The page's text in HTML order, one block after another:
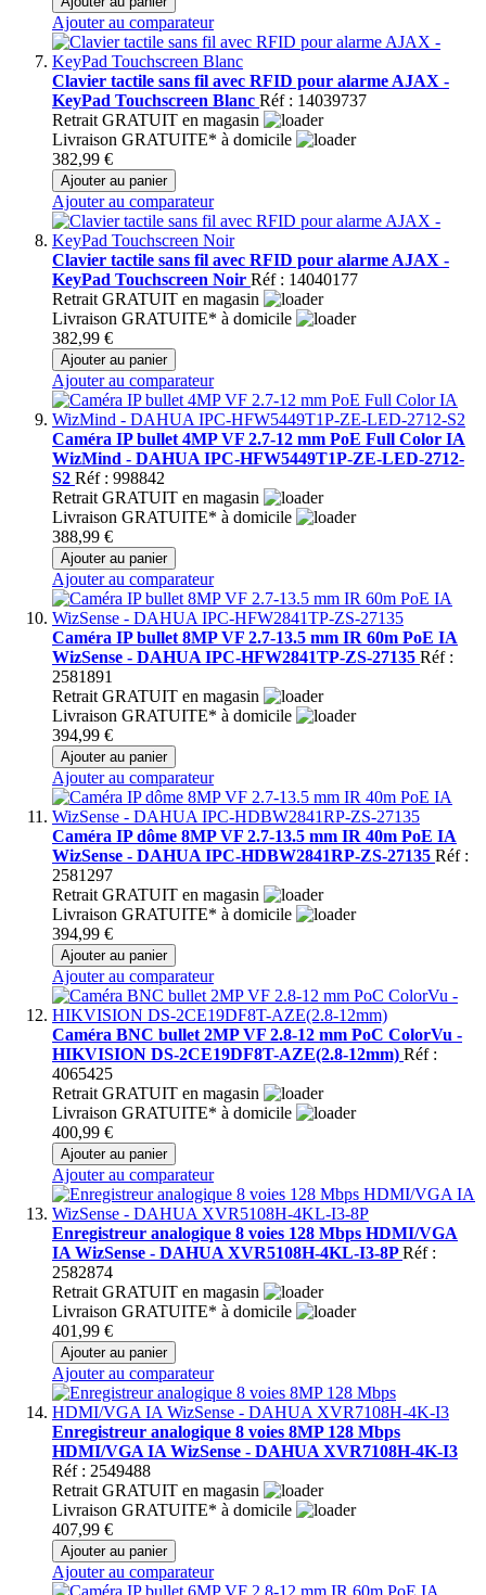
Ajouter au comparateur
Clavier tactile sans fil avec RFID pour alarme AJAX -
KeyPad Touchscreen Blanc Réf : 14039737
Retrait GRATUIT en magasin
Livraison GRATUITE* à domicile
382,99 €
Ajouter au panier
Ajouter au comparateur
Clavier tactile sans fil avec RFID pour alarme AJAX -
KeyPad Touchscreen Noir Réf : 14040177
Retrait GRATUIT en magasin
Livraison GRATUITE* à domicile
382,99 €
Ajouter au panier
Ajouter au comparateur
Caméra IP bullet 4MP VF 2.7-12 mm PoE Full Color IA
WizMind - DAHUA IPC-HFW5449T1P-ZE-LED-2712-
S2 Réf : 998842
Retrait GRATUIT en magasin
Livraison GRATUITE* à domicile
388,99 €
Ajouter au panier
Ajouter au comparateur
Caméra IP bullet 8MP VF 2.7-13.5 mm IR 60m PoE IA
WizSense - DAHUA IPC-HFW2841TP-ZS-27135 Réf :
2581891
Retrait GRATUIT en magasin
Livraison GRATUITE* à domicile
394,99 €
Ajouter au panier
Ajouter au comparateur
Caméra IP dôme 8MP VF 2.7-13.5 mm IR 40m PoE IA
WizSense - DAHUA IPC-HDBW2841RP-ZS-27135 Réf :
2581297
Retrait GRATUIT en magasin
Livraison GRATUITE* à domicile
394,99 €
Ajouter au panier
Ajouter au comparateur
Caméra BNC bullet 2MP VF 2.8-12 mm PoC ColorVu -
HIKVISION DS-2CE19DF8T-AZE(2.8-12mm) Réf :
4065425
Retrait GRATUIT en magasin
Livraison GRATUITE* à domicile
400,99 €
Ajouter au panier
Ajouter au comparateur
Enregistreur analogique 8 voies 128 Mbps HDMI/VGA
IA WizSense - DAHUA XVR5108H-4KL-I3-8PRéf :
2582874
Retrait GRATUIT en magasin
Livraison GRATUITE* à domicile
401,99 €
Ajouter au panier
Ajouter au comparateur
Enregistreur analogique 8 voies 8MP 128 Mbps
HDMI/VGA IA WizSense - DAHUA XVR7108H-4K-I3
Réf : 2549488
Retrait GRATUIT en magasin
Livraison GRATUITE* à domicile
407,99 €
Ajouter au panier
Ajouter au comparateur